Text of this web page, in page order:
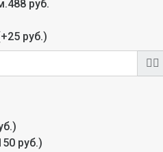
488 руб.
25 руб.)
руб.)